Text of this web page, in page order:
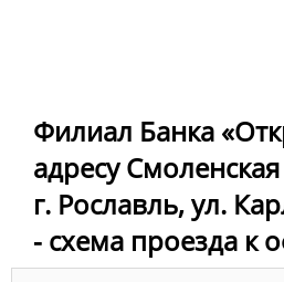
Филиал Банка
адресу
г. Рославль, ул.
- схема проезда к